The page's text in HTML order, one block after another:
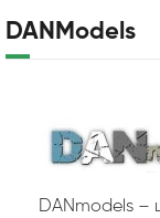
DANModels
DANmodels –